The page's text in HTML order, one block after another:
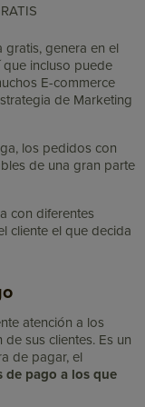
genera en el
que incluso puede
E-commerce
de Marketing
los pedidos con
de una gran parte
con diferentes
cliente el que decida
atención a los
sus clientes. Es un
de pagar, el
de pago a los que